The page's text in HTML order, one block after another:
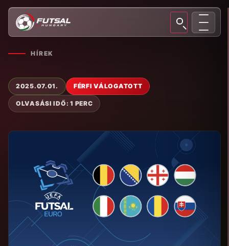
HÍREK
2025.07.01. FÉRFI VÁLOGATOTT
OLVASÁSI IDŐ: 1 PERC